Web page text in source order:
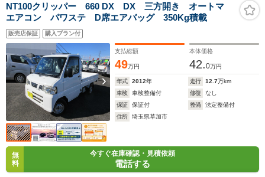
NT100クリッパー 660 DX DX 三方開き オートマ
エアコン パワステ D席エアバッグ 350Kg積載
販売店保証 購入プラン付
支払総額
49万円
本体価格
42.0万円
年式 2012年 走行 12.7万km
車検
車検整備付 修復
なし
保証
保証付 整備
法定整備付
住所
埼玉県草加市
無
料
今すぐ在庫確認・見積依頼
電話する